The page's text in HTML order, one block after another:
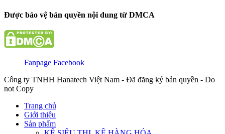
Được bảo vệ bản quyền nội dung từ DMCA
Fanpage Facebook
Công ty TNHH Hanatech Việt Nam - Đã đăng ký bản quyền - Do
not Copy
Trang chủ
Giới thiệu
Sản phẩm